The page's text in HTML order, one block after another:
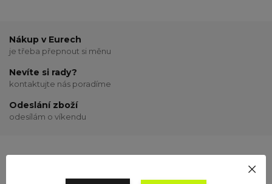
Nákup v Eurech
je třeba přepnout si měnu
Nevíte si rady?
kontaktujte nás poradíme
Odeslání zboží
odesílám o víkendu